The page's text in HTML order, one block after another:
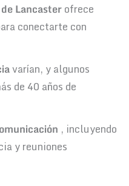
Lancasterofrece
conectarte con
varían, y algunos
de 40 años de
, incluyendo
y reuniones